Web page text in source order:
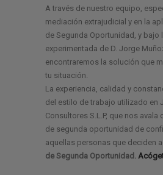
A través de nuestro equipo,
mediación extrajudicial y en la
de Segunda Oportunidad, y bajo
experimentada de D. Jorge
encontraremos la solución que
tu situación.
La experiencia, calidad y
del estilo de trabajo utilizado en
Consultores S.L.P, que nos
de segunda oportunidad de
aquellas personas que deciden
de Segunda Oportunidad.